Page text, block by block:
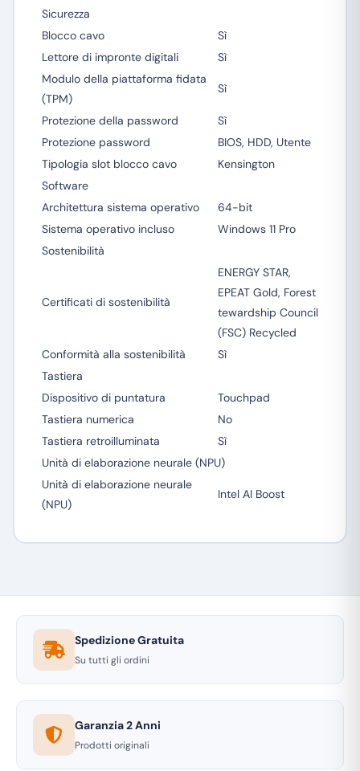
Sicurezza
Blocco cavo
Sì
Lettore di impronte digitali
Sì
Modulo della piattaforma fidata
(TPM)
Sì
Protezione della password
Sì
Protezione password
BIOS, HDD, Utente
Tipologia slot blocco cavo
Kensington
Software
Architettura sistema operativo
64-bit
Sistema operativo incluso
Windows 11 Pro
Sostenibilità
Certificati di sostenibilità
ENERGY STAR,
EPEAT Gold, Forest
tewardship Council
(FSC) Recycled
Conformità alla sostenibilità
Sì
Tastiera
Dispositivo di puntatura
Touchpad
Tastiera numerica
No
Tastiera retroilluminata
Sì
Unità di elaborazione neurale (NPU)
Unità di elaborazione neurale
(NPU)
Intel AI Boost
Spedizione Gratuita
Su tutti gli ordini
Garanzia 2 Anni
Prodotti originali